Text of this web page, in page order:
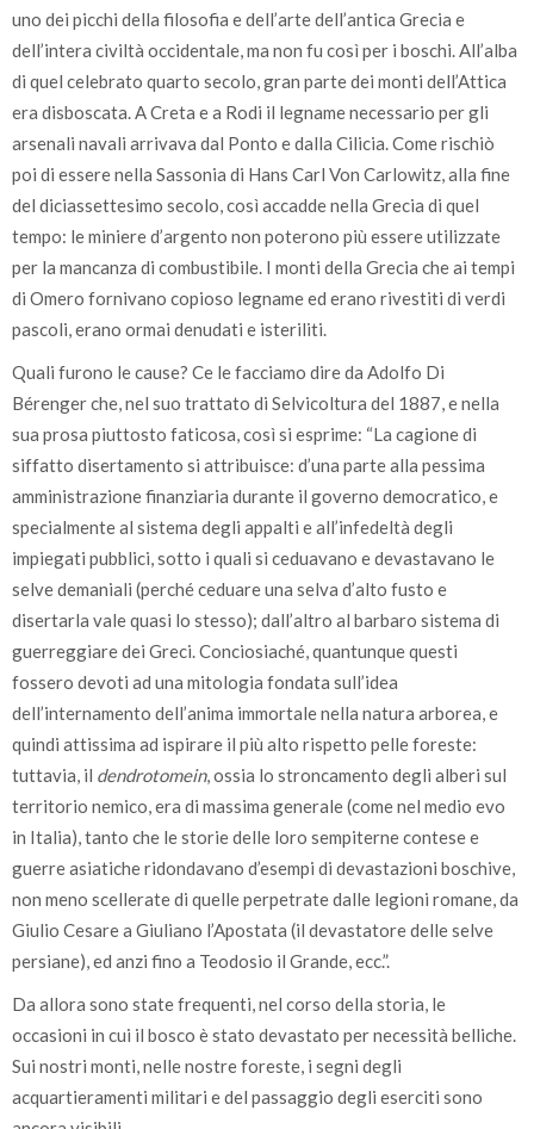
uno dei picchi della filosofia e dell’arte dell’antica Grecia e
dell’intera civiltà occidentale, ma non fu così per i boschi. All’alba
di quel celebrato quarto secolo, gran parte dei monti dell’Attica
era disboscata. A Creta e a Rodi il legname necessario per gli
arsenali navali arrivava dal Ponto e dalla Cilicia. Come rischiò
poi di essere nella Sassonia di Hans Carl Von Carlowitz, alla fine
del diciassettesimo secolo, così accadde nella Grecia di quel
tempo: le miniere d’argento non poterono più essere utilizzate
per la mancanza di combustibile. I monti della Grecia che ai tempi
di Omero fornivano copioso legname ed erano rivestiti di verdi
pascoli, erano ormai denudati e isteriliti.
Quali furono le cause? Ce le facciamo dire da Adolfo Di
Bérenger che, nel suo trattato di Selvicoltura del 1887, e nella
sua prosa piuttosto faticosa, così si esprime: “La cagione di
siffatto disertamento si attribuisce: d’una parte alla pessima
amministrazione finanziaria durante il governo democratico, e
specialmente al sistema degli appalti e all’infedeltà degli
impiegati pubblici, sotto i quali si ceduavano e devastavano le
selve demaniali (perché ceduare una selva d’alto fusto e
disertarla vale quasi lo stesso); dall’altro al barbaro sistema di
guerreggiare dei Greci. Conciosiaché, quantunque questi
fossero devoti ad una mitologia fondata sull’idea
dell’internamento dell’anima immortale nella natura arborea, e
quindi attissima ad ispirare il più alto rispetto pelle foreste:
tuttavia, il dendrotomein, ossia lo stroncamento degli alberi sul
territorio nemico, era di massima generale (come nel medio evo
in Italia), tanto che le storie delle loro sempiterne contese e
guerre asiatiche ridondavano d’esempi di devastazioni boschive,
non meno scellerate di quelle perpetrate dalle legioni romane, da
Giulio Cesare a Giuliano l’Apostata (il devastatore delle selve
persiane), ed anzi fino a Teodosio il Grande, ecc.”.
Da allora sono state frequenti, nel corso della storia, le
occasioni in cui il bosco è stato devastato per necessità belliche.
Sui nostri monti, nelle nostre foreste, i segni degli
acquartieramenti militari e del passaggio degli eserciti sono